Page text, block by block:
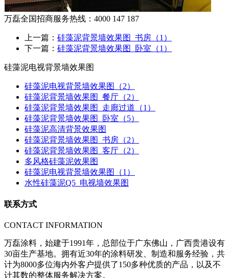
万磊全国招商服务热线： 4000 147 187
上一篇： 硅藻泥背景墙效果图_书房（1）
下一篇： 硅藻泥背景墙效果图_卧室（1）
硅藻泥电视背景墙效果图
硅藻泥电视背景墙效果图（2）
硅藻泥背景墙效果图_餐厅（2）
硅藻泥背景墙效果图_走廊过道（1）
硅藻泥背景墙效果图_卧室（5）
硅藻泥高清背景效果图
硅藻泥背景墙效果图_书房（2）
硅藻泥背景墙效果图_客厅（2）
多风格硅藻泥效果图
硅藻泥电视背景墙效果图（1）
水性硅藻泥Q5_电视墙效果图
联系方式
CONTACT INFORMATION
万磊涂料，始建于1991年，总部位于广东佛山，广西贵港设有
30亩生产基地。拥有近30年的涂料研发、制造和服务经验，共
计为8000多位海内外客户提供了150多种优质的产品，以及不
计其数的整体服务解决方案。